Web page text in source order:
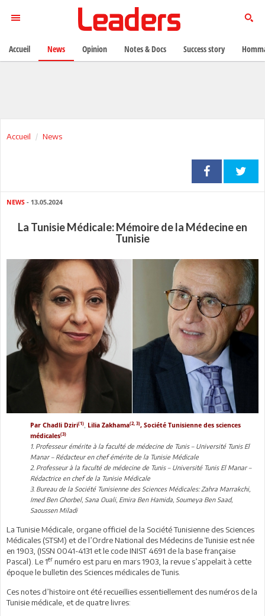
Accueil News
NEWS - 13.05.2024
La Tunisie Médicale: Mémoire de la Médecine en
Tunisie
Par Chadli Dziri(1) Lilia Zakhama(2, 3), Société Tunisienne des sciences
médicales(3)
1. Professeur émérite à la faculté de médecine de Tunis – Université Tunis El
Manar – Rédacteur en chef émérite de la Tunisie Médicale
2. Professeur à la faculté de médecine de Tunis – Université Tunis El Manar –
Rédactrice en chef de la Tunisie Médicale
3. Bureau de la Société Tunisienne des Sciences Médicales: Zahra Marrakchi,
Imed Ben Ghorbel, Sana Ouali, Emira Ben Hamida, Soumeya Ben Saad,
Saoussen Miladi
La Tunisie Médicale, organe officiel de la Société Tunisienne des Sciences
Médicales (STSM) et de l’Ordre National des Médecins de Tunisie est née
en 1903, (ISSN 0041-4131 et le code INIST 4691 de la base française
Pascal). Le 1er numéro est paru en mars 1903, la revue s’appelait à cette
époque le bulletin des Sciences médicales de Tunis.
Ces notes d’histoire ont été recueillies essentiellement des numéros de la
Tunisie médicale, et de quatre livres:
Accueil News Opinion Notes & Docs Success story